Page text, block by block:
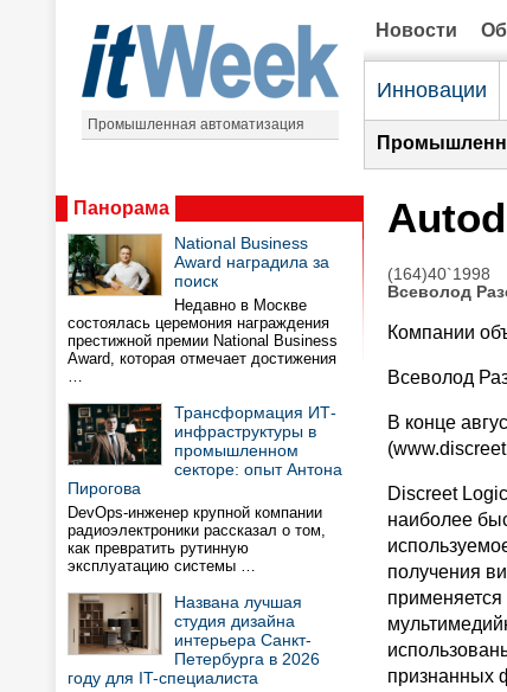
Промышленная автоматизация
Новости
Инновации
Панорама
National Business
Award наградила за
поиск
Недавно в Москве
состоялась церемония награждения
престижной премии National Business
Award, которая отмечает достижения
…
Трансформация ИТ-
инфраструктуры в
промышленном
секторе: опыт Антона
Пирогова
DevOps-инженер крупной компании
радиоэлектроники рассказал о том,
как превратить рутинную
эксплуатацию системы …
Названа лучшая
студия дизайна
интерьера Санкт-
Петербурга в 2026
году для IT-специалиста
(164)40`1998
Всеволод
Компании
Всеволод
В конце
Discreet
наиболее
получения
признанных